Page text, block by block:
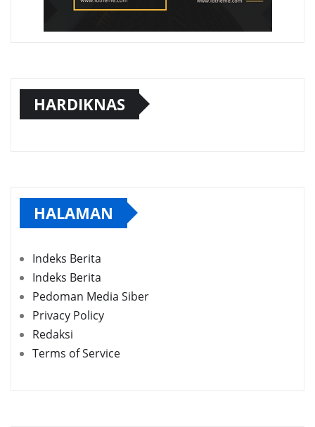
HARDIKNAS
HALAMAN
Indeks Berita
Indeks Berita
Pedoman Media Siber
Privacy Policy
Redaksi
Terms of Service